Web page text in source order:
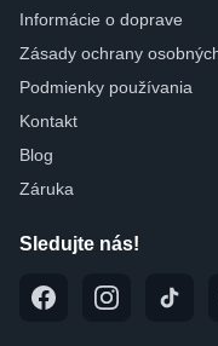
Informácie o doprave
Zásady ochrany
Podmienky používania
Kontakt
Blog
Záruka
Sledujte nás!